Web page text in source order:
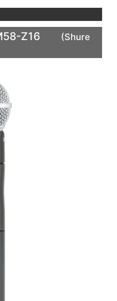
Z16
(Shure